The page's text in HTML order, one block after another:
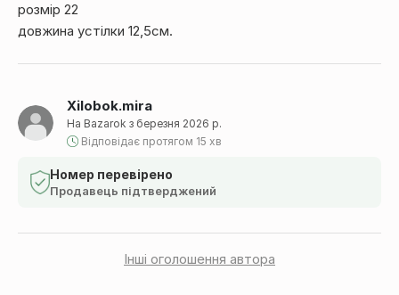
Xilobok.mira
На Bazarok з березня 2026 р.
Відповідає протягом 15 хв
Номер перевірено
Продавець підтверджений
Інші оголошення автора
розмір 22
довжина устілки 12,5см.